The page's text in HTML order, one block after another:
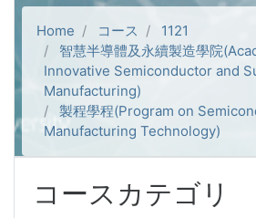
Home コース
1121
智慧半導體及永續製造學院
Innovative Semiconductor and
Manufacturing)
製程學程(Program on
Manufacturing Technology)
コースカテゴリ